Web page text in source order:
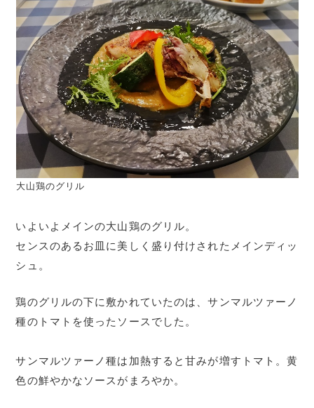
大山鶏のグリル
いよいよメインの大山鶏のグリル。
センスのあるお皿に美しく盛り付けされたメインディッ
シュ。
鶏のグリルの下に敷かれていたのは、サンマルツァーノ
種のトマトを使ったソースでした。
サンマルツァーノ種は加熱すると甘みが増すトマト。黄
色の鮮やかなソースがまろやか。